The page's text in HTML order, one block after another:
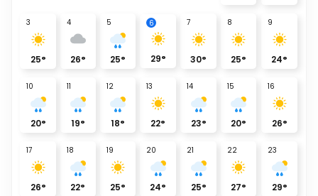
3
25°
4
26°
5
25°
6
29°
7
30°
8
25°
9
24°
10
20°
11
19°
12
18°
13
22°
14
23°
15
20°
16
26°
17
26°
18
22°
19
25°
20
24°
21
25°
22
27°
23
29°